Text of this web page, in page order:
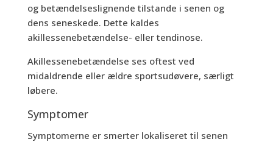
og betændelseslignende tilstande i senen og
dens seneskede. Dette kaldes
akillessenebetændelse- eller tendinose.
Akillessenebetændelse ses oftest ved
midaldrende eller ældre sportsudøvere, særligt
løbere.
Symptomer
Symptomerne er smerter lokaliseret til senen